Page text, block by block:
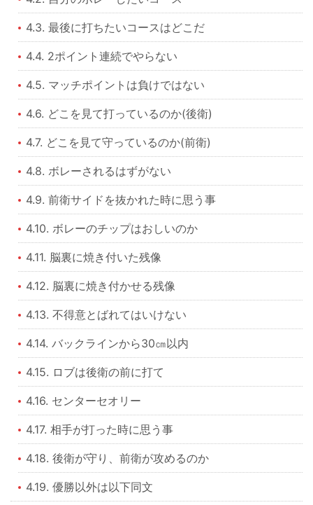
4.3. 最後に打ちたいコースはどこだ
4.4. 2ポイント連続でやらない
4.5. マッチポイントは負けではない
4.6. どこを見て打っているのか(後衛)
4.7. どこを見て守っているのか(前衛)
4.8. ボレーされるはずがない
4.9. 前衛サイドを抜かれた時に思う事
4.10. ボレーのチップはおしいのか
4.11. 脳裏に焼き付いた残像
4.12. 脳裏に焼き付かせる残像
4.13. 不得意とばれてはいけない
4.14. バックラインから30㎝以内
4.15. ロブは後衛の前に打て
4.16. センターセオリー
4.17. 相手が打った時に思う事
4.18. 後衛が守り、前衛が攻めるのか
4.19. 優勝以外は以下同文